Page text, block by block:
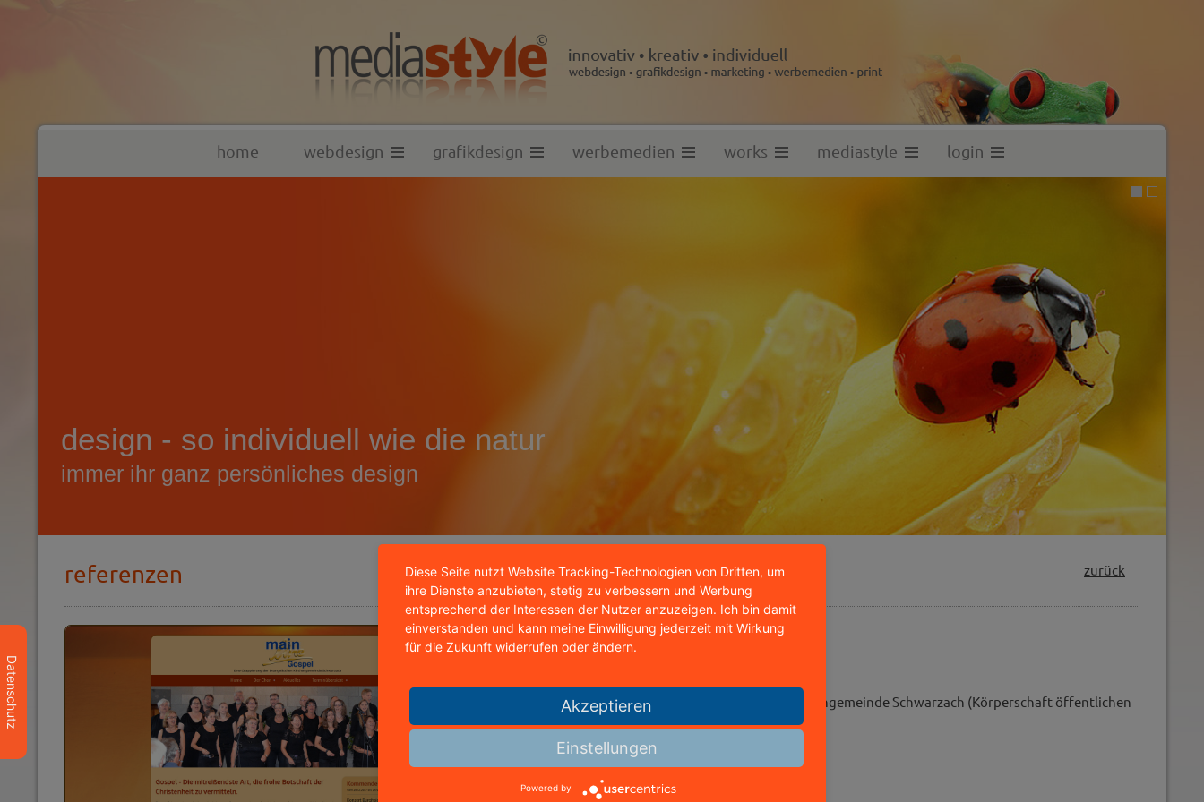
home webdesign grafikdesign werbemedien works mediastyle login
design - so individuell wie die natur
immer ihr ganz persönliches design
referenzen zurück
Main Line Gospel
ist eine Gruppierung der Evangelischen Kirchengemeinde Schwarzach (Körperschaft öffentlichen
Rechts)
Pfarrgasse 8 | 95336 Mainleus
Geschäftsführer: Ekkehard Weiskopf
Datenschutz
Diese Seite nutzt Website Tracking-Technologien von Dritten, um
ihre Dienste anzubieten, stetig zu verbessern und Werbung
entsprechend der Interessen der Nutzer anzuzeigen. Ich bin damit
einverstanden und kann meine Einwilligung jederzeit mit Wirkung
für die Zukunft widerrufen oder ändern.
Akzeptieren
Einstellungen
Powered by